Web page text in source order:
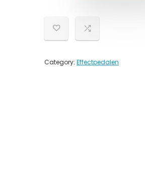
Category: Effectpedalen